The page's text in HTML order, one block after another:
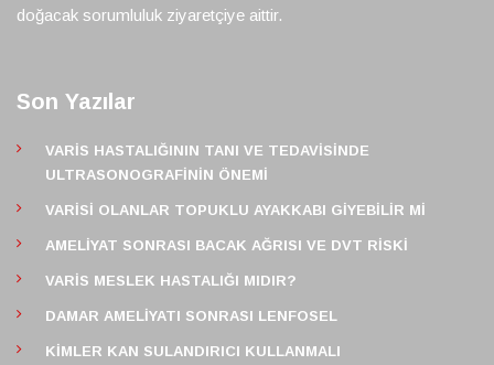
doğacak sorumluluk ziyaretçiye aittir.
Son Yazılar
VARIS HASTALIĞININ TANI VE TEDAVISINDE
ULTRASONOGRAFININ ÖNEMI
VARISI OLANLAR TOPUKLU AYAKKABI GIYEBILIR MI
AMELIYAT SONRASI BACAK AĞRISI VE DVT RISKI
VARIS MESLEK HASTALIĞI MIDIR?
DAMAR AMELIYATI SONRASI LENFOSEL
KIMLER KAN SULANDIRICI KULLANMALI